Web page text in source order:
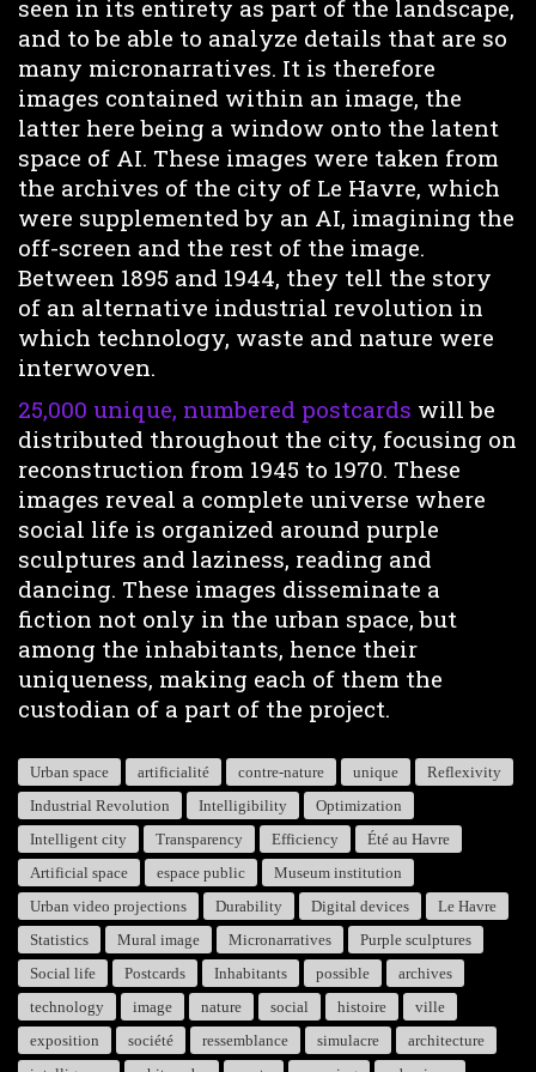
seen in its entirety as part of the landscape,
and to be able to analyze details that are so
many micronarratives. It is therefore
images contained within an image, the
latter here being a window onto the latent
space of AI. These images were taken from
the archives of the city of Le Havre, which
were supplemented by an AI, imagining the
off-screen and the rest of the image.
Between 1895 and 1944, they tell the story
of an alternative industrial revolution in
which technology, waste and nature were
interwoven.
25,000 unique, numbered postcards will be
distributed throughout the city, focusing on
reconstruction from 1945 to 1970. These
images reveal a complete universe where
social life is organized around purple
sculptures and laziness, reading and
dancing. These images disseminate a
fiction not only in the urban space, but
among the inhabitants, hence their
uniqueness, making each of them the
custodian of a part of the project.
Urban space artificialité contre-nature unique
Reflexivity
Industrial Revolution
Intelligibility
Optimization
Intelligent city
Transparency Efficiency
Été au Havre
Artificial space
espace public
Museum institution
Urban video projections
Durability Digital devices
Le Havre
Statistics
Mural image Micronarratives
Purple sculptures
Social life
Postcards Inhabitants possible
archives
technology
image nature social histoire
ville
exposition
société ressemblance simulacre
architecture